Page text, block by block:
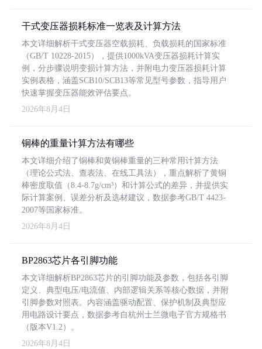
干式变压器损耗标准一览表及计算方法
本文详细解析干式变压器空载损耗、负载损耗的国家标准
（GB/T 10228-2015），提供1000kVA变压器损耗计算实
例，分步骤说明变损计算方法，并附电力变压器损耗计算
实例表格，涵盖SCB10/SCB13等常见型号参数，指导用户
快速掌握变压器能效评估要点。
2026年8月4日
铜棒的重量计算方法有哪些
本文详细介绍了铜棒和黄铜棒重量的三种常用计算方法
（理论公式法、查表法、在线工具法），重点解析了黄铜
棒密度取值（8.4-8.7g/cm³）和计算公式的差异，并提供实
际计算案例、误差分析及选材建议，数据参考GB/T 4423-
2007等国家标准。
2026年8月4日
BP2863芯片各引脚功能
本文详细解析BP2863芯片的引脚功能及参数，包括各引脚
定义、典型电压/电流值、内部逻辑关系等核心数据，并附
引脚参数对照表。内容涵盖驱动配置、保护机制及典型应
用电路设计要点，数据参考自杭州士兰微电子官方规格书
（版本V1.2）。
2026年8月4日